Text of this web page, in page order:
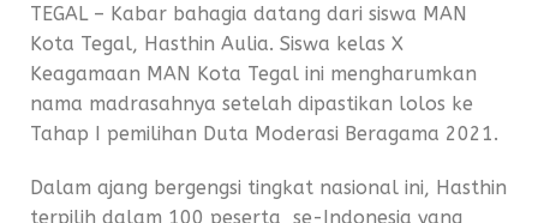
TEGAL – Kabar bahagia datang dari siswa MAN
Kota Tegal, Hasthin Aulia. Siswa kelas X
Keagamaan MAN Kota Tegal ini mengharumkan
nama madrasahnya setelah dipastikan lolos ke
Tahap I pemilihan Duta Moderasi Beragama 2021.
Dalam ajang bergengsi tingkat nasional ini, Hasthin
terpilih dalam 100 peserta se-Indonesia yang